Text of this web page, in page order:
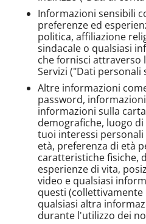
Informazioni sensibili
preferenze ed
politica, affiliazione
sindacale o qualsiasi
che fornisci attraverso
Servizi ("Dati personali
Altre informazioni
password,
informazioni sulla
demografiche, luogo
tuoi interessi personali
età, preferenza di età
caratteristiche fisiche,
esperienze di vita,
video e qualsiasi
questi
qualsiasi altra
durante l'utilizzo dei